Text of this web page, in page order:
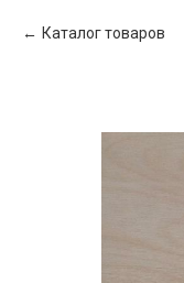
Каталог товаров